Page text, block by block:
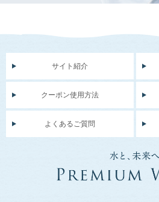
サイト紹介
クーポン使用方法
よくあるご質問